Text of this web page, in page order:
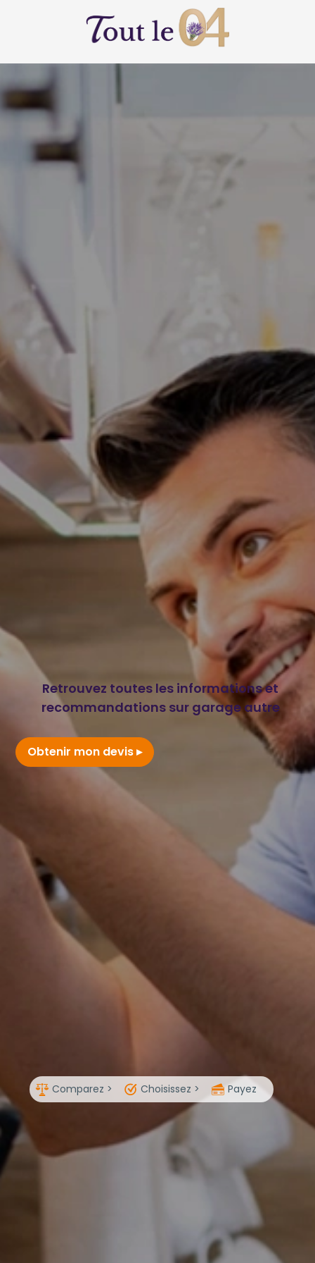
Retrouvez toutes les informations et
recommandations sur garage autre
Obtenir mon devis
Comparez > Choisissez > Payez